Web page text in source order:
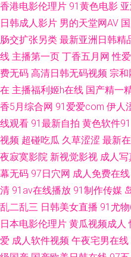
洲日韩欧美变态 99视频自拍在线 欧
费毛片 91传媒免费入口 第一福利社
视频专区 91原创视屏 蜜桃情侣ab
制片厂毛片大全集 欧美福利在线
精品中文 91极品尤物黑丝观看 国产
一 91网站网址 日韩精品首页 日本
瓜熟女 欧美瑟瑟三区 91色色导航
清打炮视频 午夜福利不卡 超碰免
香港电影伦理片 91黄色电影
日韩成人影片 男的天堂网AV
肠交扩张另类 最新亚洲日韩精
线 主播第一页 丁香五月网 性
费无码 高清日韩无码视频 宗和
在 主播福利姬h在线 国产精一
香5月综合网 91爱爱com 伊人
线观看 91最新自拍 黄色软件91
视频 超碰吃瓜 久草涩涩 最新
夜寂寞影院 新视觉影视 成人写
幕无码 97日穴网 成人免费在线
清 91av在线播放 91制作传媒
乱二乱三 日韩美女直播 91尤
日本电影伦理片 黄瓜视频成人
爱 成人软件视频 午夜宅男在线